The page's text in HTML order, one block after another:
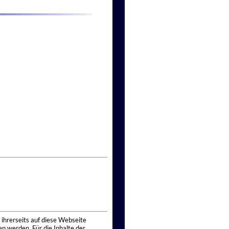
auf diese Webseite